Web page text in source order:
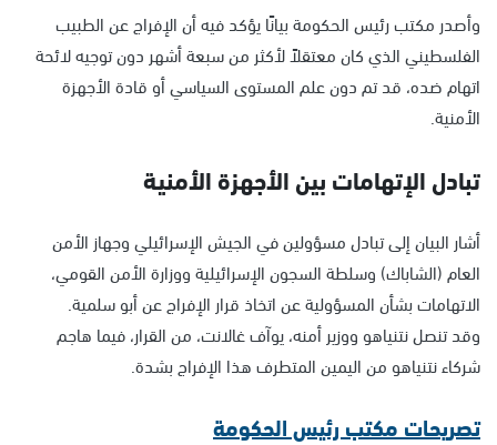
وأصدر مكتب رئيس الحكومة بيانًا يؤكد فيه أن الإفراج عن الطبيب
الفلسطيني الذي كان معتقلاً لأكثر من سبعة أشهر دون توجيه لائحة
اتهام ضده، قد تم دون علم المستوى السياسي أو قادة الأجهزة
الأمنية.
تبادل الإتهامات بين الأجهزة الأمنية
أشار البيان إلى تبادل مسؤولين في الجيش الإسرائيلي وجهاز الأمن
العام (الشاباك) وسلطة السجون الإسرائيلية ووزارة الأمن القومي،
الاتهامات بشأن المسؤولية عن اتخاذ قرار الإفراج عن أبو سلمية.
وقد تنصل نتنياهو ووزير أمنه، يوآف غالانت، من القرار، فيما هاجم
شركاء نتنياهو من اليمين المتطرف هذا الإفراج بشدة.
تصريحات مكتب رئيس الحكومة